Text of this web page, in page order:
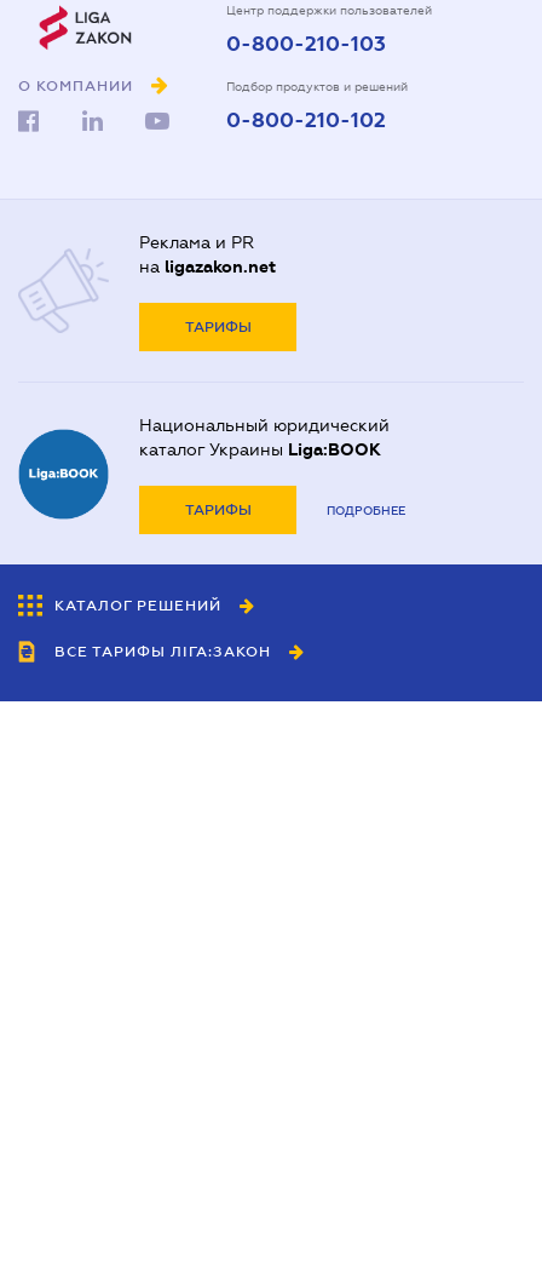
О КОМПАНИИ
Центр поддержки пользователей
0-800-210-103
Подбор продуктов и решений
0-800-210-102
Реклама и PR
на ligazakon.net
ТАРИФЫ
Национальный юридический
каталог Украины Liga:BOOK
ТАРИФЫ ПОДРОБНЕЕ
КАТАЛОГ РЕШЕНИЙ
ВСЕ ТАРИФЫ ЛІГА:ЗАКОН